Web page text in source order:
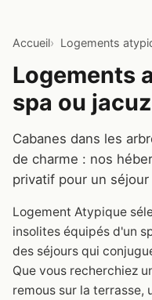
Accueil Logements
Logements
spa ou
Cabanes dans les
de charme : nos
privatif pour un
Logement Atypique
insolites équipés d'un
des séjours qui
Que vous recherchiez
remous sur la terrasse,